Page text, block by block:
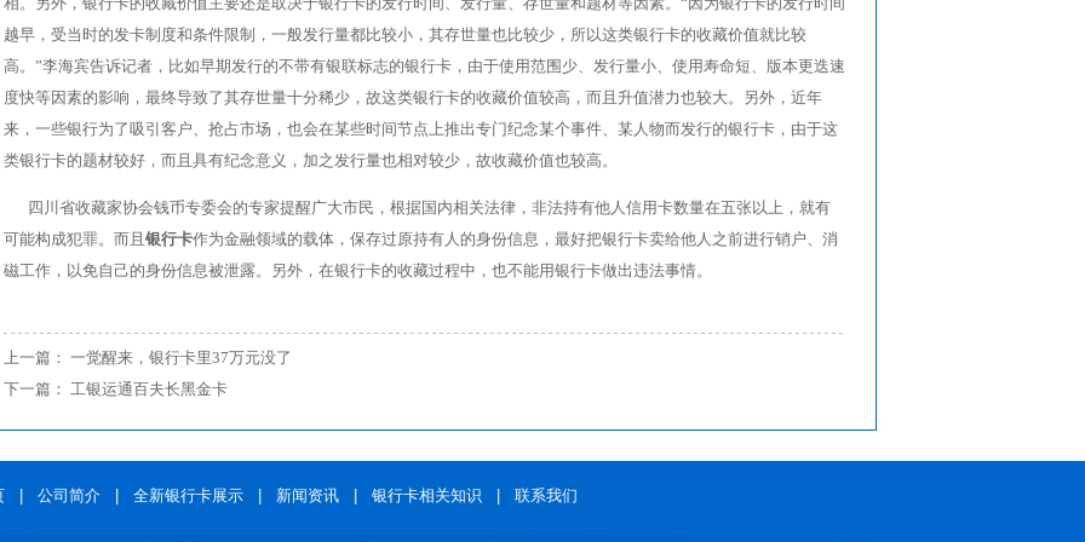
越早，受当时的发卡制度和条件限制，一般发行量都比较小，其存世量也比较少，所以这类银行卡的收藏价值就比较
高。”李海宾告诉记者，比如早期发行的不带有银联标志的银行卡，由于使用范围少、发行量小、使用寿命短、版本更迭速
度快等因素的影响，最终导致了其存世量十分稀少，故这类银行卡的收藏价值较高，而且升值潜力也较大。另外，近年
来，一些银行为了吸引客户、抢占市场，也会在某些时间节点上推出专门纪念某个事件、某人物而发行的银行卡，由于这
类银行卡的题材较好，而且具有纪念意义，加之发行量也相对较少，故收藏价值也较高。
四川省收藏家协会钱币专委会的专家提醒广大市民，根据国内相关法律，非法持有他人信用卡数量在五张以上，就有
可能构成犯罪。而且 银行卡作为金融领域的载体，保存过原持有人的身份信息，最好把银行卡卖给他人之前进行销户、消
磁工作，以免自己的身份信息被泄露。另外，在银行卡的收藏过程中，也不能用银行卡做出违法事情。
上一篇： 一觉醒来，银行卡里37万元没了
下一篇： 工银运通百夫长黑金卡
| 公司简介| 全新银行卡展示| 新闻资讯| 银行卡相关知识 联系我们